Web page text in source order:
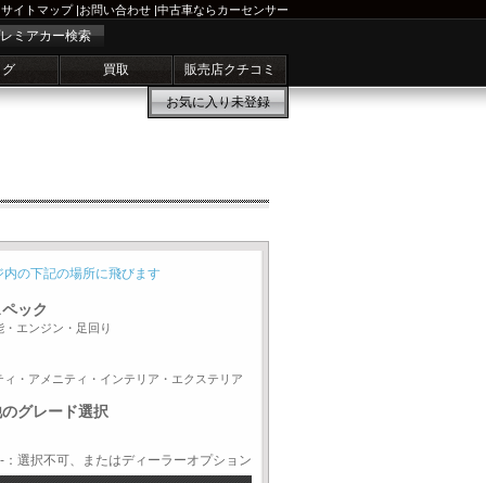
サイトマップ|お問い合わせ |中古車ならカーセンサー
ミアカー検索
買取 販売店クチコミ
お気に入り未登録
内の下記の場所に飛びます
ック
・エンジン・足回り
ィ・アメニティ・インテリア・エクステリア
グレード選択
択不可、またはディーラーオプション